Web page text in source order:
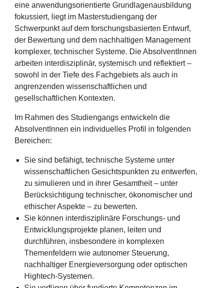
eine anwendungsorientierte Grundlagenausbildung
fokussiert, liegt im Masterstudiengang der
Schwerpunkt auf dem forschungsbasierten Entwurf,
der Bewertung und dem nachhaltigen Management
komplexer, technischer Systeme. Die AbsolventInnen
arbeiten interdisziplinär, systemisch und reflektiert –
sowohl in der Tiefe des Fachgebiets als auch in
angrenzenden wissenschaftlichen und
gesellschaftlichen Kontexten.
Im Rahmen des Studiengangs entwickeln die
AbsolventInnen ein individuelles Profil in folgenden
Bereichen:
Sie sind befähigt, technische Systeme unter
wissenschaftlichen Gesichtspunkten zu entwerfen,
zu simulieren und in ihrer Gesamtheit – unter
Berücksichtigung technischer, ökonomischer und
ethischer Aspekte – zu bewerten.
Sie können interdisziplinäre Forschungs- und
Entwicklungsprojekte planen, leiten und
durchführen, insbesondere in komplexen
Themenfeldern wie autonomer Steuerung,
nachhaltiger Energieversorgung oder optischen
Hightech-Systemen.